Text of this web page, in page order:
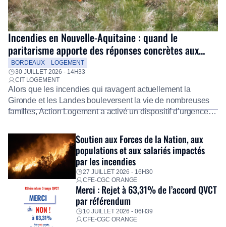
Incendies en Nouvelle-Aquitaine : quand le
paritarisme apporte des réponses concrètes aux
salariés
BORDEAUX
LOGEMENT
30 JUILLET 2026 - 14H33
CIT LOGEMENT
Alors que les incendies qui ravagent actuellement la
Gironde et les Landes bouleversent la vie de nombreuses
familles, Action Logement a activé un dispositif d’urgence
Fidèle à sa mission d’utilité sociale, le Groupe mobilise
immédiatement ses équipes afin de proposer un diagnostic
personnalisé, des aides financières pour faire face aux
premières dépenses, […]
Soutien aux Forces de la Nation, aux
populations et aux salariés impactés
par les incendies
27 JUILLET 2026 - 16H30
CFE-CGC ORANGE
Merci : Rejet à 63,31% de l’accord QVCT
par référendum
10 JUILLET 2026 - 06H39
CFE-CGC ORANGE